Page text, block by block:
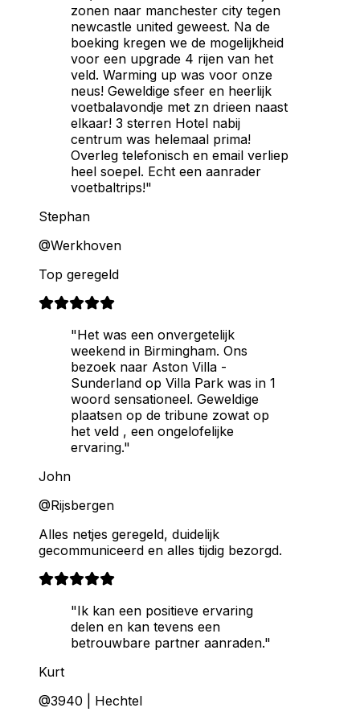
zonen naar manchester city tegen
newcastle united geweest. Na de
boeking kregen we de mogelijkheid
voor een upgrade 4 rijen van het
veld. Warming up was voor onze
neus! Geweldige sfeer en heerlijk
voetbalavondje met zn drieen naast
elkaar! 3 sterren Hotel nabij
centrum was helemaal prima!
Overleg telefonisch en email verliep
heel soepel. Echt een aanrader
voetbaltrips!"
Stephan
@Werkhoven
Top geregeld
"Het was een onvergetelijk
weekend in Birmingham. Ons
bezoek naar Aston Villa -
Sunderland op Villa Park was in 1
woord sensationeel. Geweldige
plaatsen op de tribune zowat op
het veld , een ongelofelijke
ervaring."
John
@Rijsbergen
Alles netjes geregeld, duidelijk
gecommuniceerd en alles tijdig bezorgd.
"Ik kan een positieve ervaring
delen en kan tevens een
betrouwbare partner aanraden."
Kurt
@3940 | Hechtel